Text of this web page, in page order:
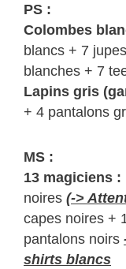
PS :
Colombes
blancs + 7
blanches + 7
Lapins gris
+ 4 pantalons
MS :
13 magiciens :
noires (->
capes noires +
pantalons noirs
shirts blancs
Avec
Colombes
Et
Lapins
(PS/MS)